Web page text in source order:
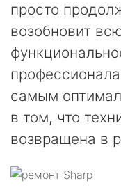
просто
возобновит
самым
в том, что
возвращена в